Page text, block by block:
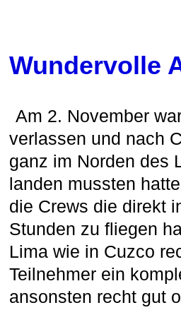
Wundervolle
Am 2. November
verlassen und nach
ganz im Norden des
landen mussten
die Crews die direkt
Stunden zu fliegen
Lima wie in Cuzco
Teilnehmer ein
ansonsten recht gut